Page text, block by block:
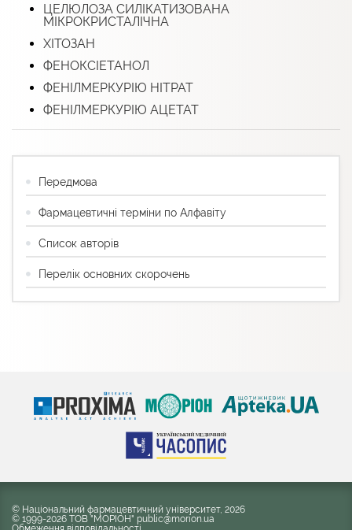
ЦЕЛЮЛОЗА СИЛІКАТИЗОВАНА
МІКРОКРИСТАЛІЧНА
ХІТОЗАН
ФЕНОКСІЕТАНОЛ
ФЕНІЛМЕРКУРІЮ НІТРАТ
ФЕНІЛМЕРКУРІЮ АЦЕТАТ
Передмова
Фармацевтичні терміни по Алфавіту
Список авторів
Перелік основних скорочень
© Національний фармацевтичний університет, 2026
© 1999-2026 ТОВ "МОРІОН" public@morion.ua